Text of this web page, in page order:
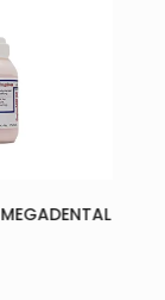
MONOMER-
112.50